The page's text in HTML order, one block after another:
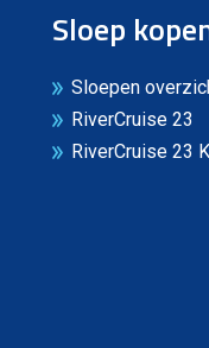
Sloep
Sloepen
RiverCruise 23
RiverCruise 23